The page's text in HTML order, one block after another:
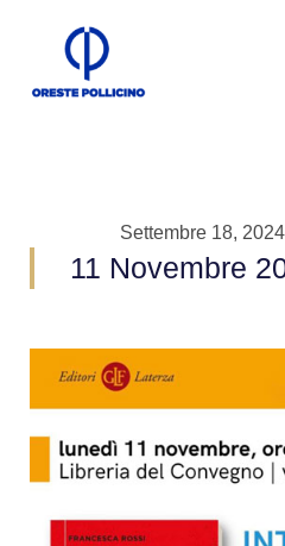
Settembre 18, 2024
11 Novembre